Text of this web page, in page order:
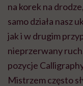
na korek na
samo działa nasz
jak i w drugim
nieprzerwany
pozycje
Mistrzem często